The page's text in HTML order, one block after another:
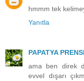
hmmm tek
Yanıtla
PAPATYA
ama ben direk
evvel dışarı